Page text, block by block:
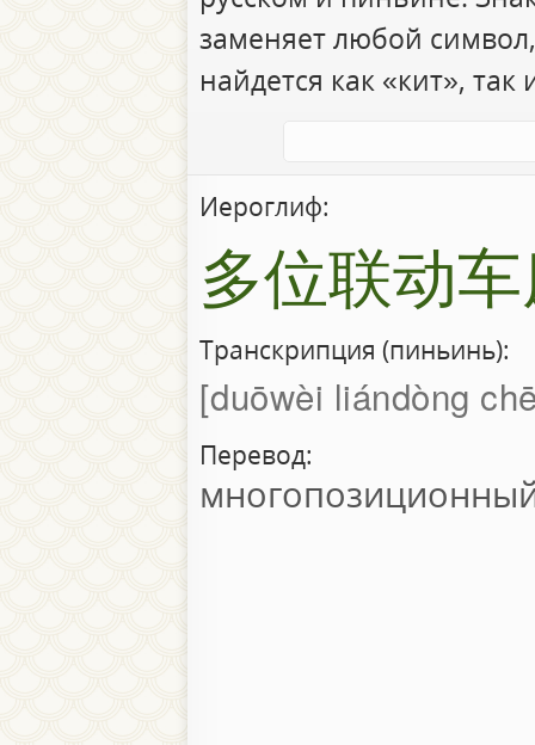
заменяет любой
найдется как «кит», так
Иероглиф:
多位联动
Транскрипция (пиньинь):
duōwèi liándòng
Перевод: